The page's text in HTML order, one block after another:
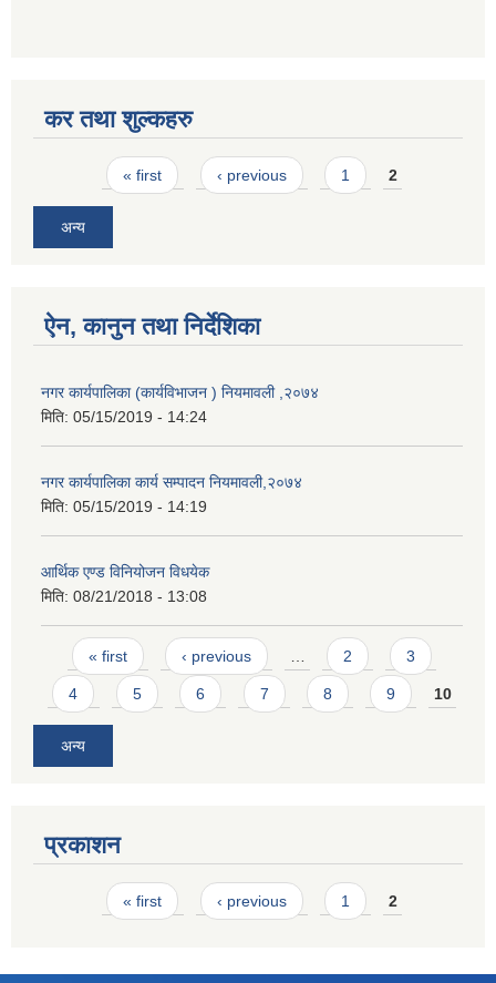
कर तथा शुल्कहरु
Pages« first ‹ previous 1 2
अन्य
ऐन, कानुन तथा निर्देशिका
नगर कार्यपालिका (कार्यविभाजन ) नियमावली ,२०७४
मिति: 05/15/2019 - 14:24
नगर कार्यपालिका कार्य सम्पादन नियमावली,२०७४
मिति: 05/15/2019 - 14:19
आर्थिक एण्ड विनियोजन विधयेक
मिति: 08/21/2018 - 13:08
Pages
« first ‹ previous … 2 3
4 5 6 7 8 9 10
अन्य
प्रकाशन
Pages« first ‹ previous 1 2